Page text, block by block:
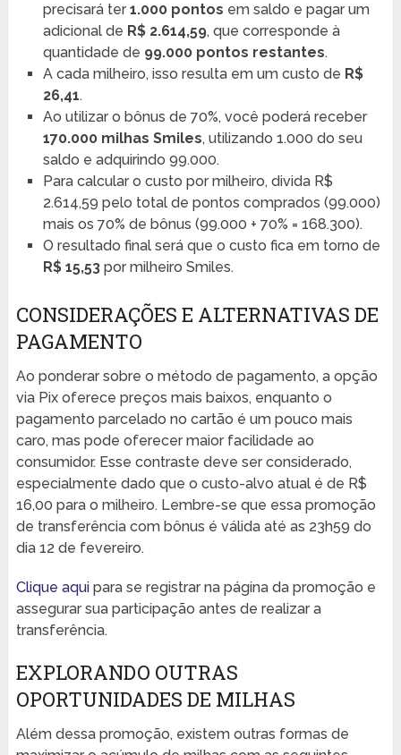
precisará ter 1.000 pontos em saldo e pagar um
adicional de R$ 2.614,59, que corresponde à
quantidade de 99.000 pontos restantes.
A cada milheiro, isso resulta em um custo de R$
26,41.
Ao utilizar o bônus de 70%, você poderá receber
170.000 milhas Smiles, utilizando 1.000 do seu
saldo e adquirindo 99.000.
Para calcular o custo por milheiro, divida R$
2.614,59 pelo total de pontos comprados (99.000)
mais os 70% de bônus (99.000 + 70% = 168.300).
O resultado final será que o custo fica em torno de
R$ 15,53por milheiro Smiles.
CONSIDERAÇÕES E ALTERNATIVAS DE
PAGAMENTO
Ao ponderar sobre o método de pagamento, a opção
via Pix oferece preços mais baixos, enquanto o
pagamento parcelado no cartão é um pouco mais
caro, mas pode oferecer maior facilidade ao
consumidor. Esse contraste deve ser considerado,
especialmente dado que o custo-alvo atual é de R$
16,00 para o milheiro. Lembre-se que essa promoção
de transferência com bônus é válida até as 23h59 do
dia 12 de fevereiro.
Clique aquipara se registrar na página da promoção e
assegurar sua participação antes de realizar a
transferência.
EXPLORANDO OUTRAS
OPORTUNIDADES DE MILHAS
Além dessa promoção, existem outras formas de